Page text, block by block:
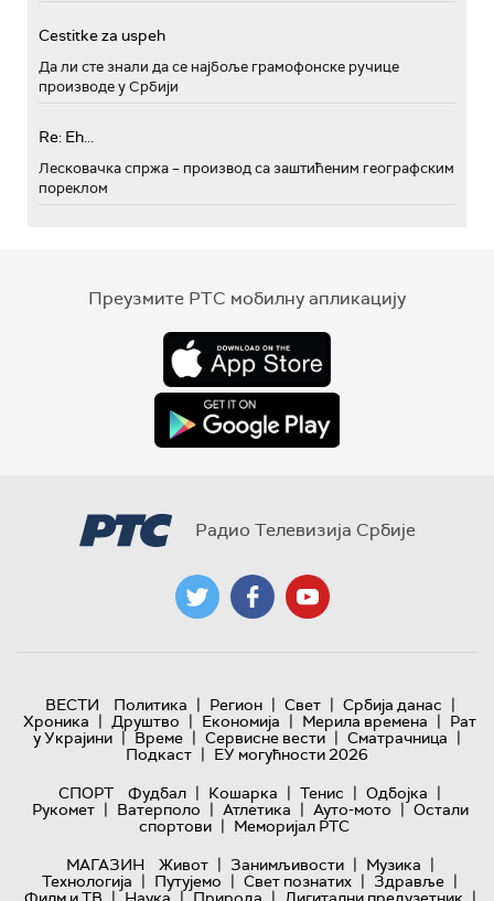
Cestitke za uspeh
Да ли сте знали да се најбоље грамофонске ручице
производе у Србији
Re: Eh...
Лесковачка спржа – производ са заштићеним географским
пореклом
Преузмите РТС мобилну апликацију
Радио Телевизија Србије
ВЕСТИ Политика | Регион | Свет | Србија данас |
Хроника | Друштво | Економија | Мерила времена | Рат
у Украјини | Време | Сервисне вести | Сматрачница |
Подкаст | ЕУ могућности 2026
СПОРТ
Фудбал | Кошарка | Тенис | Одбојка |
Рукомет | Ватерполо | Атлетика | Ауто-мото | Остали
спортови | Меморијал РТС
МАГАЗИН
Живот | Занимљивости | Музика |
Технологијa | Путујемо | Свет познатих | Здравље |